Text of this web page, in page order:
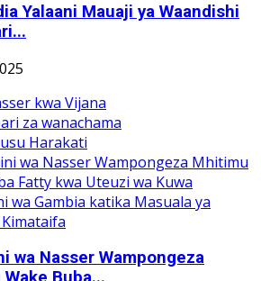
Yalaani Mauaji ya Waandishi
kwa Vijana
za wanachama
Harakati
wa Nasser Wampongeza